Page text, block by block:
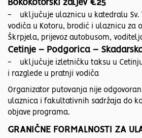
Bokokotorski zaljev €25
- uključuje ulaznicu u katedralu Sv.
vodiča u Kotoru, brodić i ulaznicu za
Škrpjela, prijevoz autobusom,
Cetinje – Podgorica –
- uključuje izletničku taksu u
i razglede u pratnji vodiča
Organizator putovanja nije
ulaznica i fakultativnih sadržaja do
objave programa.
GRANIČNE FORMALNOSTI ZA